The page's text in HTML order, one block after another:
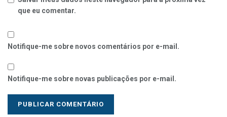
que eu comentar.
Notifique-me sobre novos comentários por e-mail.
Notifique-me sobre novas publicações por e-mail.